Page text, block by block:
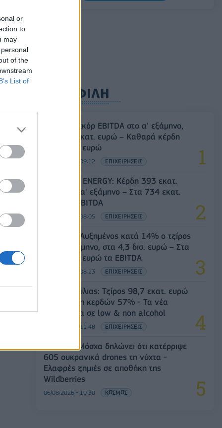
or
to
may
of the
List of
ΔΗΜΟΦΙΛΗ
Metlen: Ρεκόρ EBITDA στο α' εξάμηνο,
στα 550 εκατ. ευρώ – Καθαρά κέρδη
313 εκατ. ευρώ
06/08/2026 - 09:12 ΕΠΙΧΕΙΡΗΣΕΙΣ
HELLENiQ ENERGY: Κέρδη 393 εκατ.
ευρώ στο α' εξάμηνο – Στα 734 εκατ.
ευρώ τα EBITDA
06/08/2026 - 08:05 ΕΠΙΧΕΙΡΗΣΕΙΣ
Viohalco: Αυξημένος κατά 14% ο τζίρος
στο α' εξάμηνο, στα 4,3 δισ. ευρώ – Στα
446 εκατ. ευρώ τα EBITDA
06/08/2026 - 08:23 ΕΠΙΧΕΙΡΗΣΕΙΣ
Β.Σ. Καρούλιας: Τζίρος 98,7 εκατ. ευρώ
και αύξηση κερδών 57% - Τα νέα
στοιχήματα σε low & non alcohol
06/08/2026 - 11:48 ΕΠΙΧΕΙΡΗΣΕΙΣ
Ρωσία: Η Μόσχα δηλώνει ότι κατέρριψε
605 ουκρανικά drones τη νύχτα -
Ελαφρές ζημιές σε αποθήκη της
Wildberries
06/08/2026 - 10:30 ΚΟΣΜΟΣ